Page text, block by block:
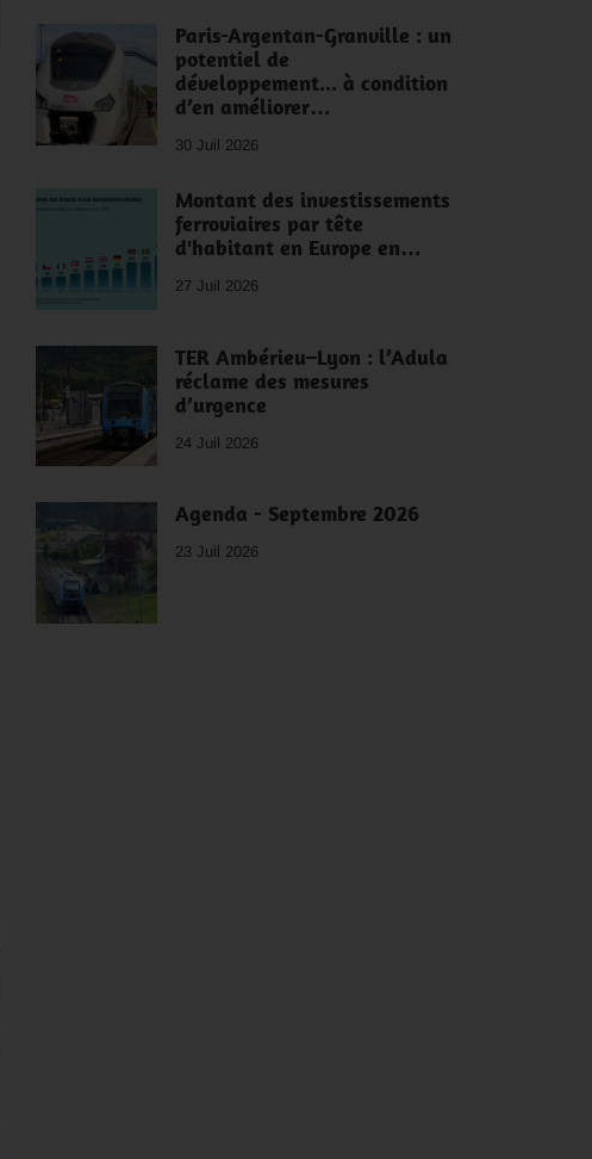
Paris-Argentan-Granville : un
potentiel de
développement... à condition
d’en améliorer…
30 Juil 2026
Montant des investissements
ferroviaires par tête
d'habitant en Europe en…
27 Juil 2026
TER Ambérieu–Lyon : l’Adula
réclame des mesures
d’urgence
24 Juil 2026
Agenda - Septembre 2026
23 Juil 2026